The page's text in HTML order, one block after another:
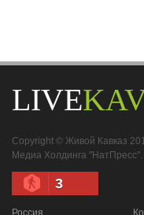
LIVE
Copyright © Живой Кавказ
Медиа Холдинга "НатПресс".
3
Россия